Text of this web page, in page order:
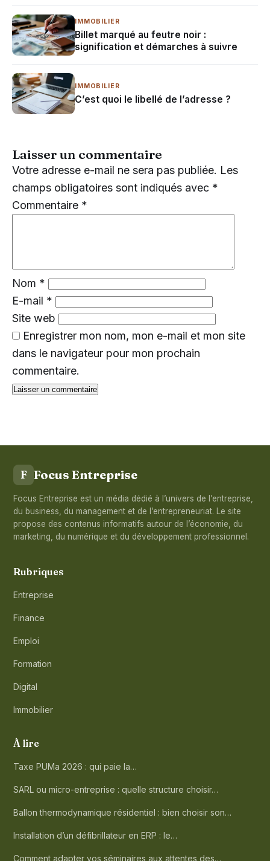
IMMOBILIER
Billet marqué au feutre noir :
signification et démarches à suivre
IMMOBILIER
C’est quoi le libellé de l’adresse ?
Laisser un commentaire
Votre adresse e-mail ne sera pas publiée. Les
champs obligatoires sont indiqués avec *
Commentaire *
Nom *
E-mail *
Site web
Enregistrer mon nom, mon e-mail et mon site
dans le navigateur pour mon prochain
commentaire.
F Focus Entreprise
Focus Entreprise est un média dédié à l’univers de l’entreprise,
du business, du management et de l’entrepreneuriat. Le site
propose des contenus informatifs autour de l’économie, du
marketing, du numérique et du développement professionnel.
Rubriques
Entreprise
Finance
Emploi
Formation
Digital
Immobilier
À lire
Taxe PUMa 2026 : qui paie la…
SARL ou micro-entreprise : quelle structure choisir…
Ballon thermodynamique résidentiel : bien choisir son…
Installation d’un défibrillateur en ERP : le…
Comment adapter vos séminaires aux attentes des…